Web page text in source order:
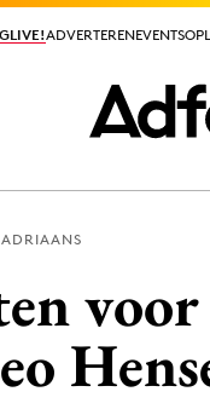
ADVERTERENEVENTS
ADVERTERENEVENTS